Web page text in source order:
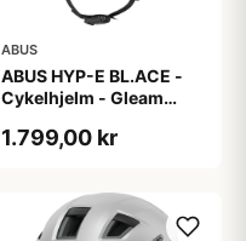
ABUS
ABUS HYP-E BL.ACE -
Cykelhjelm - Gleam
1.799,00 kr